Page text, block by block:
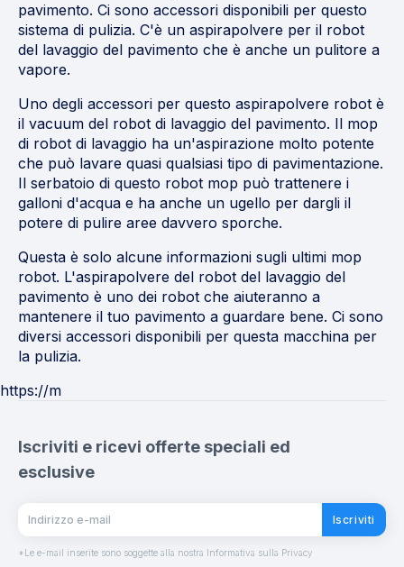
pavimento. Ci sono accessori disponibili per questo
sistema di pulizia. C'è un aspirapolvere per il robot
del lavaggio del pavimento che è anche un pulitore a
vapore.
Uno degli accessori per questo aspirapolvere robot è
il vacuum del robot di lavaggio del pavimento. Il mop
di robot di lavaggio ha un'aspirazione molto potente
che può lavare quasi qualsiasi tipo di pavimentazione.
Il serbatoio di questo robot mop può trattenere i
galloni d'acqua e ha anche un ugello per dargli il
potere di pulire aree davvero sporche.
Questa è solo alcune informazioni sugli ultimi mop
robot. L'aspirapolvere del robot del lavaggio del
pavimento è uno dei robot che aiuteranno a
mantenere il tuo pavimento a guardare bene. Ci sono
diversi accessori disponibili per questa macchina per
la pulizia.
https://m
Iscriviti e ricevi offerte speciali ed
esclusive
Iscriviti
*Le e-mail inserite sono soggette alla nostra Informativa sulla Privacy